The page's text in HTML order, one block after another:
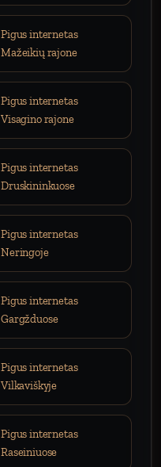
Pigus internetas
Mažeikių rajone
Pigus internetas
Visagino rajone
Pigus internetas
Druskininkuose
Pigus internetas
Neringoje
Pigus internetas
Gargžduose
Pigus internetas
Vilkaviškyje
Pigus internetas
Raseiniuose